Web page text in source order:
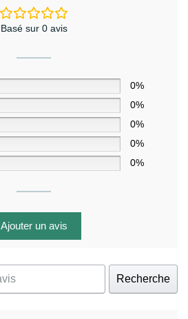
Basé sur 0 avis
0%
0%
0%
0%
0%
Ajouter un avis
Recherche